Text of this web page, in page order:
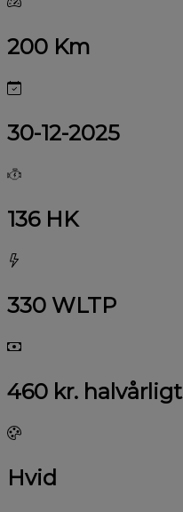
200 Km
30-12-2025
136 HK
330 WLTP
460 kr. halvårligt
Hvid